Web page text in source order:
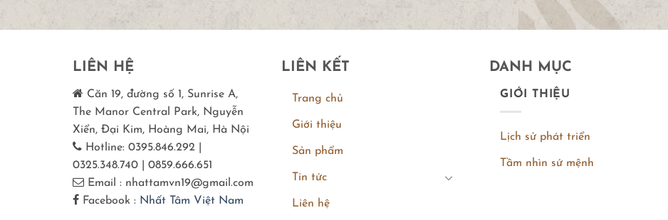
LIÊN HỆ
Căn 19, đường số 1, Sunrise A,
The Manor Central Park, Nguyễn
Xiển, Đại Kim, Hoàng Mai, Hà Nội
Hotline: 0395.846.292 |
0325.348.740 | 0859.666.651
Email : nhattamvn19@gmail.com
Facebook : Nhất Tâm Việt Nam
LIÊN KẾT
Trang chủ
Giới thiệu
Sản phẩm
Tin tức
Liên hệ
DANH MỤC
GIỚI THIỆU
Lịch sử phát triển
Tầm nhìn sứ mệnh